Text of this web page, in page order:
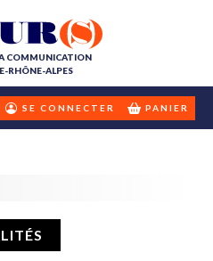
COMMUNICATION
RHÔNE-ALPES
SE CONNECTER PANIER